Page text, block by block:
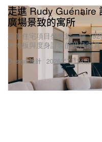
Design 設計
走進 Rudy Guénaire
廣場景致的寓所
這個住宅項目坐落於一幢
木地板與度身訂製的現代家
2026年7月24日